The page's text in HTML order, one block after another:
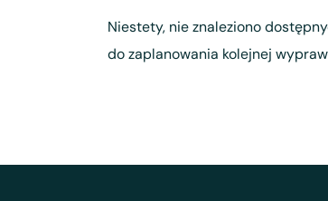
Niestety, nie znaleziono
do zaplanowania kolejnej